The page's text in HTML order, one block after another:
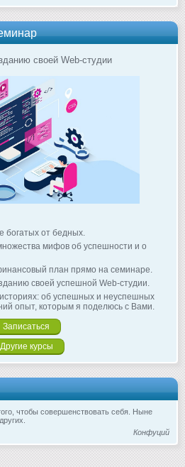
своей Web-студии
богатых от бедных.
мифов об успешности и о
план прямо на семинаре.
своей успешной Web-студии.
об успешных и неуспешных
опыт, которым я поделюсь с Вами.
Записаться
Другие курсы
чтобы совершенствовать себя. Ныне
Конфуций